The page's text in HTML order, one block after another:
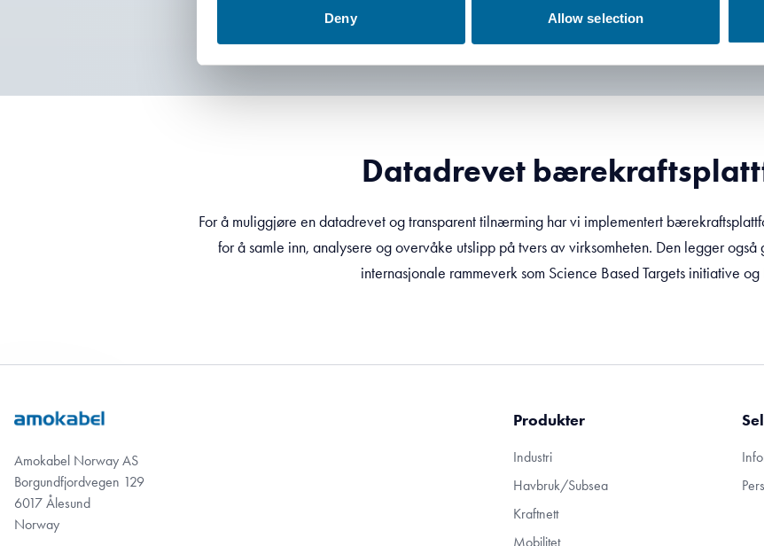
Deny Allow selection
Datadrevet
For å muliggjøre en datadrevet og transparent tilnærming har vi implementert
for å samle inn, analysere og overvåke utslipp på tvers av virksomheten. Den legger
internasjonale rammeverk som Science Based Targets initiative og
Amokabel Norway AS
Borgundfjordvegen 129
6017 Ålesund
Norway
Produkter
Industri
Havbruk/Subsea
Kraftnett
Mobilitet